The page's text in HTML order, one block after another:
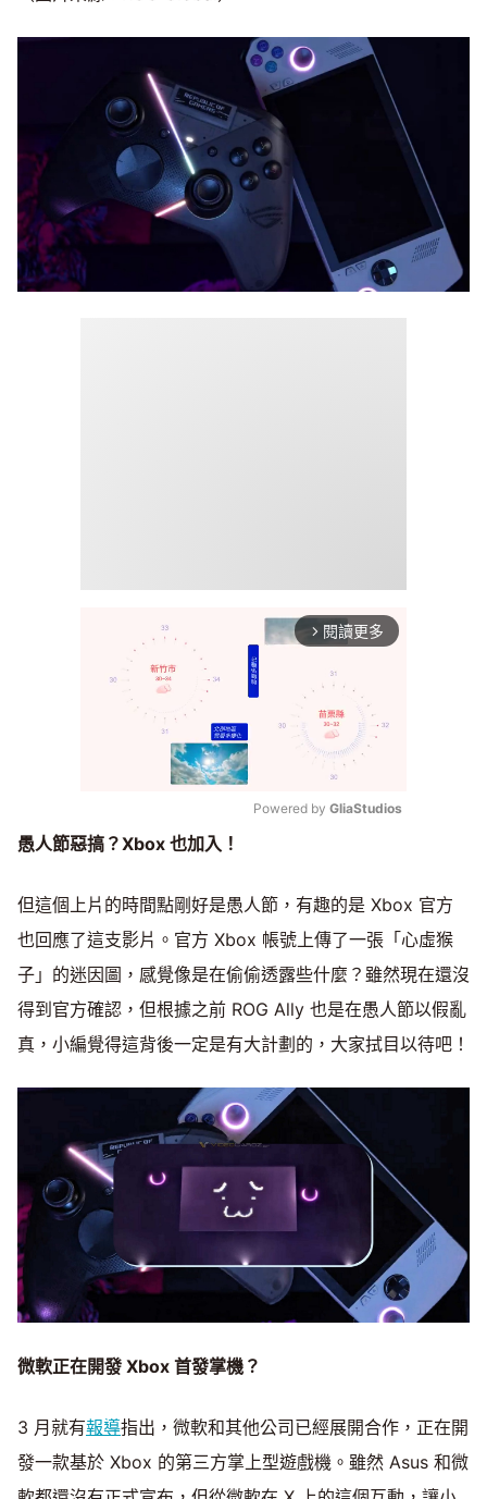
arrow_forward_ios 閱讀更多
Powered by GliaStudios
愚人節惡搞？Xbox 也加入！
但這個上片的時間點剛好是愚人節，有趣的是 Xbox 官方
也回應了這支影片。官方 Xbox 帳號上傳了一張「心虛猴
子」的迷因圖，感覺像是在偷偷透露些什麼？雖然現在還沒
得到官方確認，但根據之前 ROG Ally 也是在愚人節以假亂
真，小編覺得這背後一定是有大計劃的，大家拭目以待吧！
微軟正在開發 Xbox 首發掌機？
3 月就有報導指出，微軟和其他公司已經展開合作，正在開
發一款基於 Xbox 的第三方掌上型遊戲機。雖然 Asus 和微